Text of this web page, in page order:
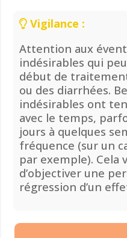
Vigilance :
Attention aux
indésirables qui
début de
ou des diarrhées.
indésirables ont
avec le temps,
jours à quelques
fréquence (sur un
par exemple). Cela
d’objectiver une
régression d’un